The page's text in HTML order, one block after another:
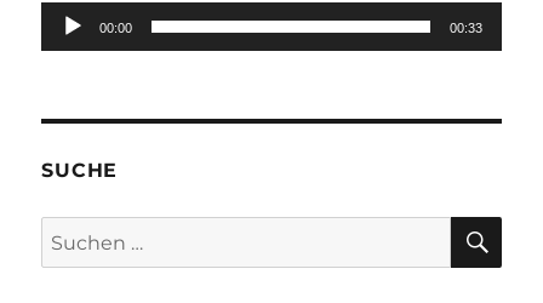
Audio-
Player
00:00 00:33
SUCHE
Suchen
nach: